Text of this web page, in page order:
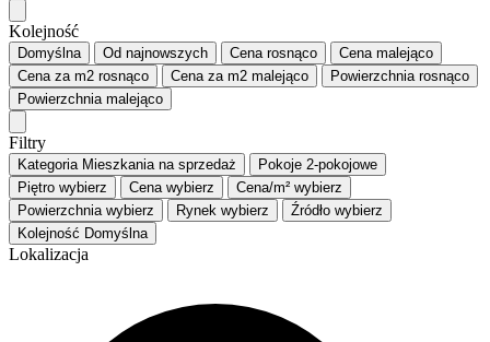
Kolejność
Domyślna Od najnowszych Cena rosnąco Cena malejąco
Cena za m2 rosnąco Cena za m2 malejąco Powierzchnia rosnąco
Powierzchnia malejąco
Filtry
Kategoria Mieszkania na sprzedaż Pokoje 2-pokojowe
Piętro wybierz Cena wybierz Cena/m² wybierz
Powierzchnia wybierz Rynek wybierz Źródło wybierz
Kolejność Domyślna
Lokalizacja